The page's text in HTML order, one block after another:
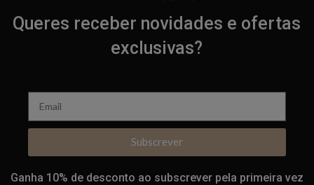
Queres receber novidades e ofertas
exclusivas?
Subscrever
Ganha 10% de desconto ao subscrever pela primeira vez